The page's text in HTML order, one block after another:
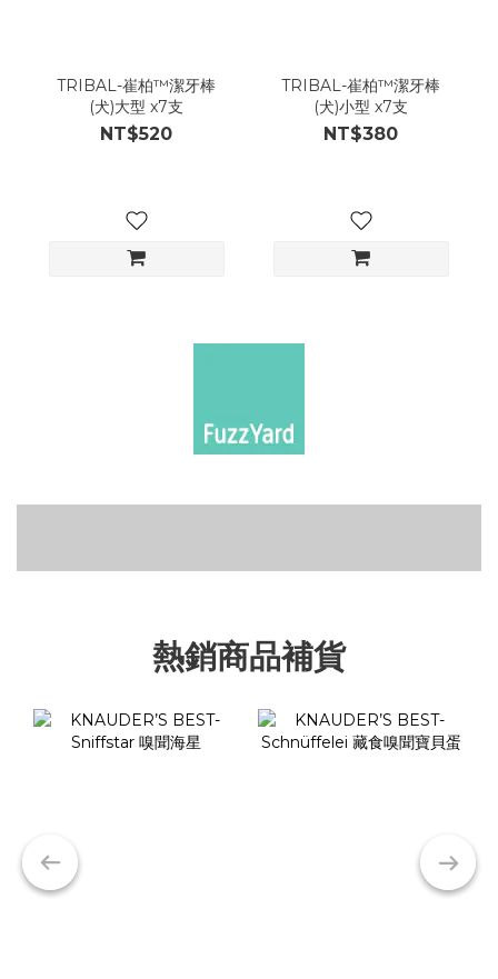
TRIBAL-崔柏™潔牙棒
(犬)大型 x7支
NT$520
TRIBAL-崔柏™潔牙棒
(犬)小型 x7支
NT$380
可微波食器碗
熱銷商品補貨